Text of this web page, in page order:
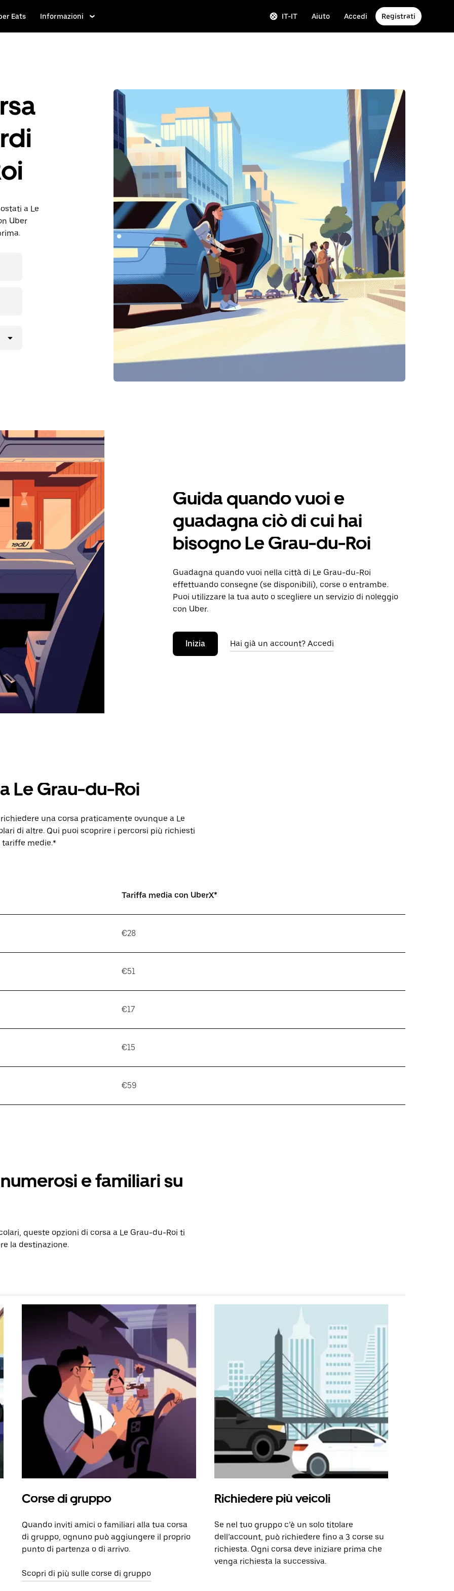
Eats Informazioni IT-IT Aiuto Accedi Registrati
a Le
Uber
Guida quando vuoi e
guadagna ciò di cui hai
bisogno Le Grau-du-Roi
Guadagna quando vuoi nella città di Le Grau-du-Roi
effettuando consegne (se disponibili), corse o entrambe.
Puoi utilizzare la tua auto o scegliere un servizio di noleggio
con Uber.
Inizia Hai già un account? Accedi
Le Grau-du-Roi
una corsa praticamente ovunque a Le
di altre. Qui puoi scoprire i percorsi più richiesti
medie.*
Tariffa media con UberX*
€28
€51
€17
€15
€59
e familiari su
queste opzioni di corsa a Le Grau-du-Roi ti
la destinazione.
Corse di gruppo
Quando inviti amici o familiari alla tua corsa
di gruppo, ognuno può aggiungere il proprio
punto di partenza o di arrivo.
Scopri di più sulle corse di gruppo
Richiedere più veicoli
Se nel tuo gruppo c’è un solo titolare
dell’account, può richiedere fino a 3 corse su
richiesta. Ogni corsa deve iniziare prima che
venga richiesta la successiva.